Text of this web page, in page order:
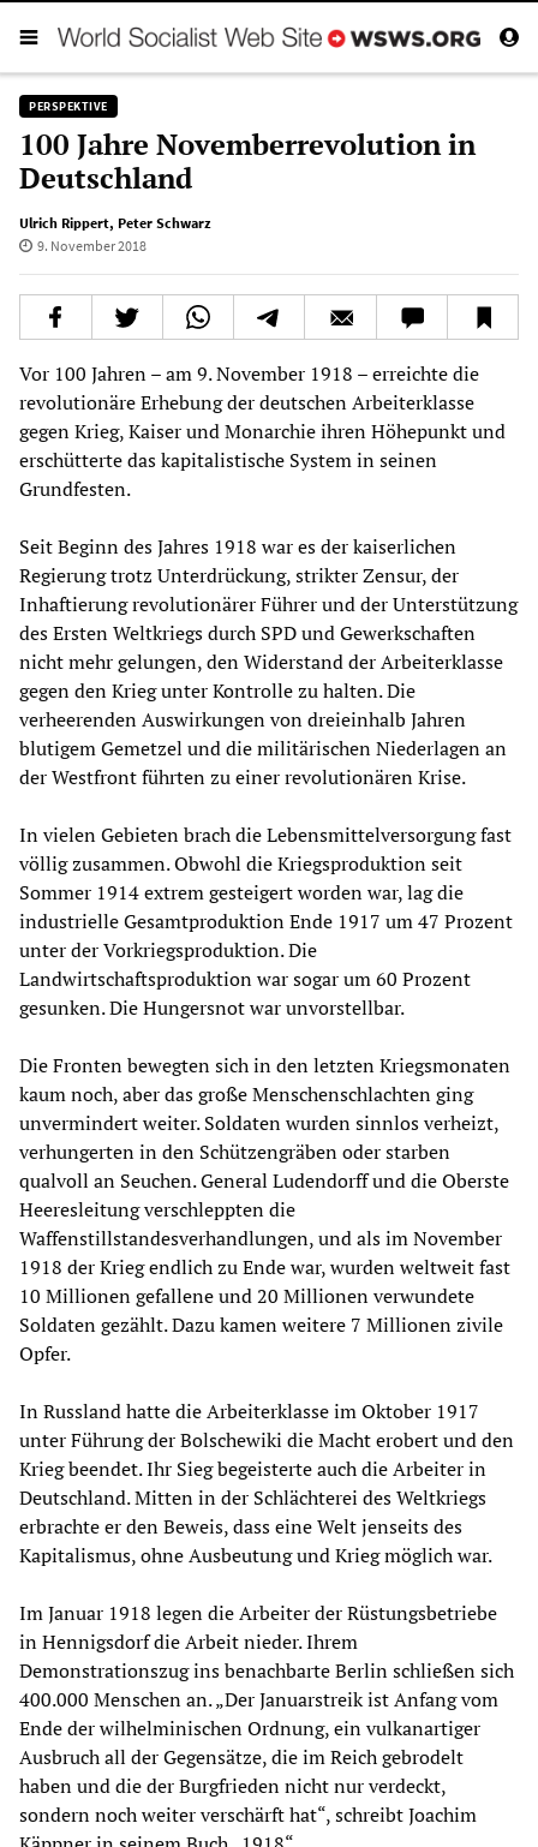
PERSPEKTIVE
100 Jahre Novemberrevolution in
Deutschland
Ulrich Rippert, Peter Schwarz
9. November 2018
Vor 100 Jahren – am 9. November 1918 – erreichte die
revolutionäre Erhebung der deutschen Arbeiterklasse
gegen Krieg, Kaiser und Monarchie ihren Höhepunkt und
erschütterte das kapitalistische System in seinen
Grundfesten.
Seit Beginn des Jahres 1918 war es der kaiserlichen
Regierung trotz Unterdrückung, strikter Zensur, der
Inhaftierung revolutionärer Führer und der Unterstützung
des Ersten Weltkriegs durch SPD und Gewerkschaften
nicht mehr gelungen, den Widerstand der Arbeiterklasse
gegen den Krieg unter Kontrolle zu halten. Die
verheerenden Auswirkungen von dreieinhalb Jahren
blutigem Gemetzel und die militärischen Niederlagen an
der Westfront führten zu einer revolutionären Krise.
In vielen Gebieten brach die Lebensmittelversorgung fast
völlig zusammen. Obwohl die Kriegsproduktion seit
Sommer 1914 extrem gesteigert worden war, lag die
industrielle Gesamtproduktion Ende 1917 um 47 Prozent
unter der Vorkriegsproduktion. Die
Landwirtschaftsproduktion war sogar um 60 Prozent
gesunken. Die Hungersnot war unvorstellbar.
Die Fronten bewegten sich in den letzten Kriegsmonaten
kaum noch, aber das große Menschenschlachten ging
unvermindert weiter. Soldaten wurden sinnlos verheizt,
verhungerten in den Schützengräben oder starben
qualvoll an Seuchen. General Ludendorff und die Oberste
Heeresleitung verschleppten die
Waffenstillstandesverhandlungen, und als im November
1918 der Krieg endlich zu Ende war, wurden weltweit fast
10 Millionen gefallene und 20 Millionen verwundete
Soldaten gezählt. Dazu kamen weitere 7 Millionen zivile
Opfer.
In Russland hatte die Arbeiterklasse im Oktober 1917
unter Führung der Bolschewiki die Macht erobert und den
Krieg beendet. Ihr Sieg begeisterte auch die Arbeiter in
Deutschland. Mitten in der Schlächterei des Weltkriegs
erbrachte er den Beweis, dass eine Welt jenseits des
Kapitalismus, ohne Ausbeutung und Krieg möglich war.
Im Januar 1918 legen die Arbeiter der Rüstungsbetriebe
in Hennigsdorf die Arbeit nieder. Ihrem
Demonstrationszug ins benachbarte Berlin schließen sich
400.000 Menschen an. „Der Januarstreik ist Anfang vom
Ende der wilhelminischen Ordnung, ein vulkanartiger
Ausbruch all der Gegensätze, die im Reich gebrodelt
haben und die der Burgfrieden nicht nur verdeckt,
sondern noch weiter verschärft hat“, schreibt Joachim